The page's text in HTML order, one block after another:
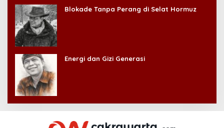
Blokade Tanpa Perang di Selat Hormuz
Energi dan Gizi Generasi